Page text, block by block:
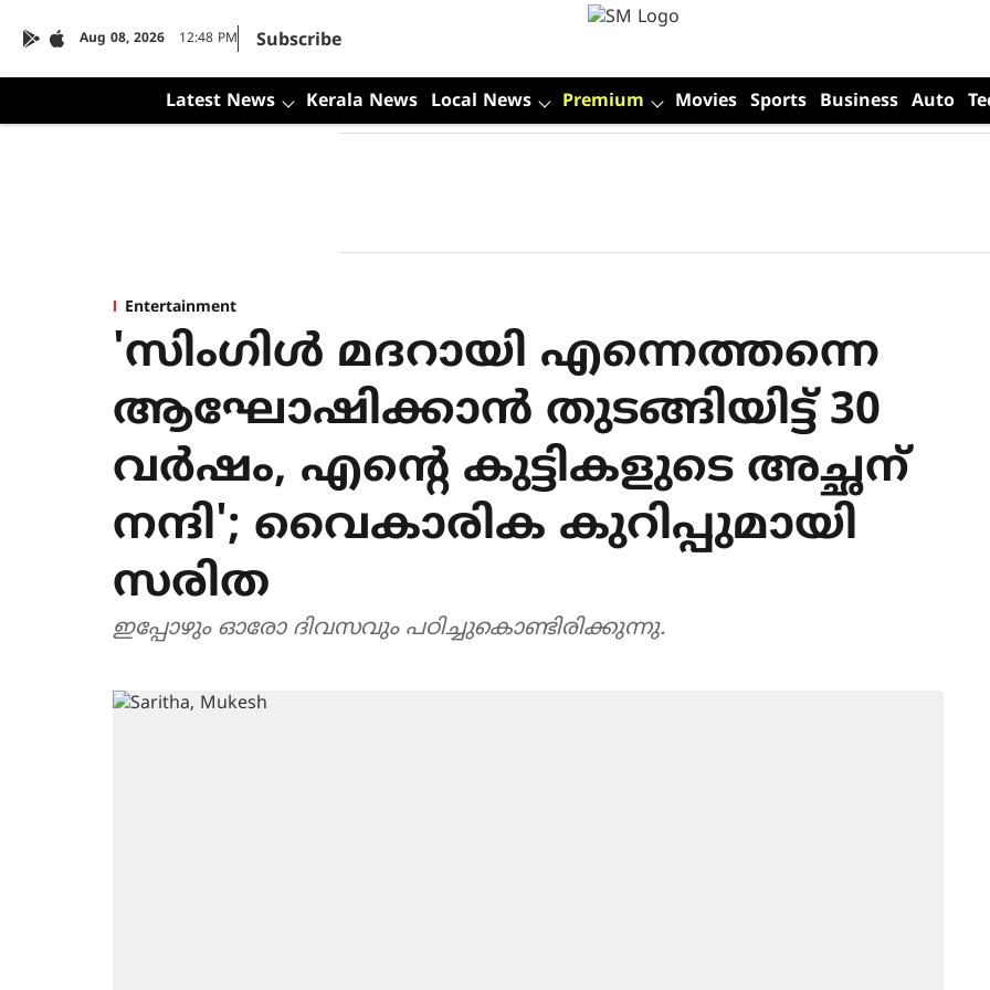
Aug 08, 2026 12:48 PM Subscribe
Latest News Kerala News Local News Premium Movies Sports Business Auto
Entertainment
'സിം​ഗിൾ മദറായി എന്നെത്തന്നെ
ആഘോഷിക്കാൻ തുടങ്ങിയിട്ട് 30
വർഷം, എന്റെ കുട്ടികളുടെ അച്ഛന്
നന്ദി'; വൈകാരിക കുറിപ്പുമായി
സരിത
ഇപ്പോഴും ഓരോ ദിവസവും പഠിച്ചുകൊണ്ടിരിക്കുന്നു.